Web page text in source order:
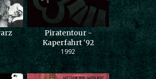
Piratentour -
Kaperfahrt '92
1992